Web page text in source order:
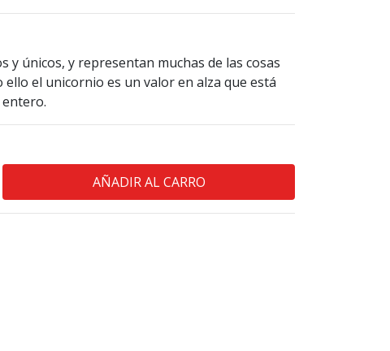
y únicos, y representan muchas de las cosas
ello el unicornio es un valor en alza que está